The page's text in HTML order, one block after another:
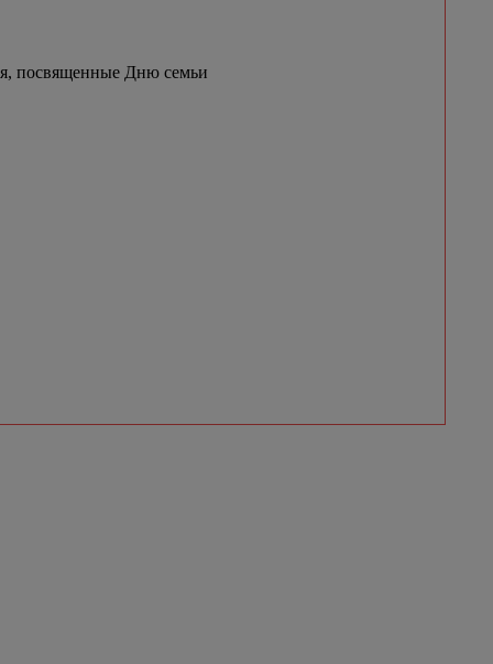
посвященные Дню семьи